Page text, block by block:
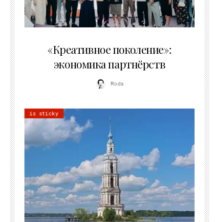
«Креативное поколение»:
экономика партнёрств
Moda
is sticky